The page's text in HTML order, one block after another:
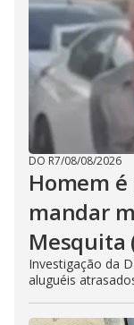
DO R7/08/08/2026
Homem
mandar
Mesquita
Investigação da
aluguéis